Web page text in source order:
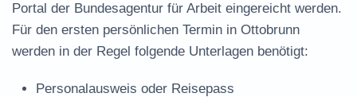
Portal der Bundesagentur für Arbeit eingereicht werden.
Für den ersten persönlichen Termin in Ottobrunn
werden in der Regel folgende Unterlagen benötigt:
Personalausweis oder Reisepass